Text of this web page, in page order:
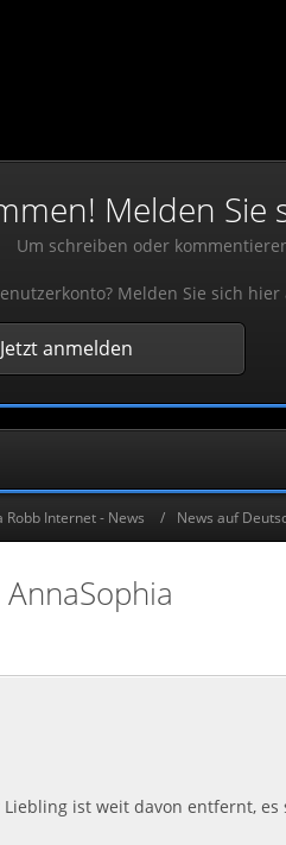
Melden Sie
Um schreiben oder
Melden Sie sich hier
Jetzt anmelden
Robb Internet - News News auf
ist weit davon entfernt,